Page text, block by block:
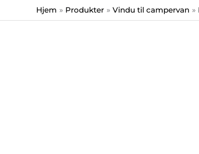
Hjem Produkter Vindu til campervan